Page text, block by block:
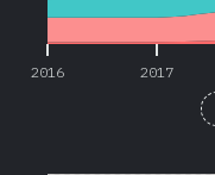
2016 2017